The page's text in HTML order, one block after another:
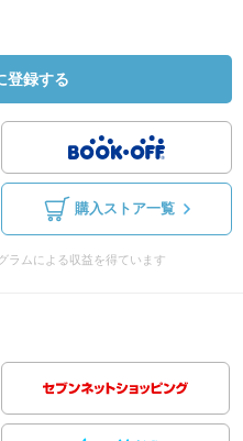
登録する
購入ストア一覧
ラムによる収益を得ています